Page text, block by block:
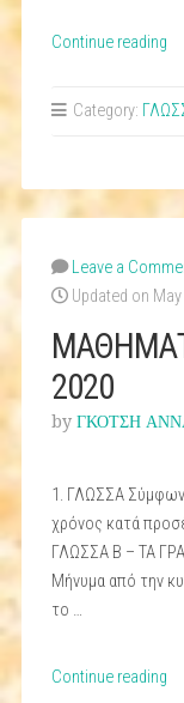
Continue reading
20
Category:
Leave a
Updated on May
2020
by ΓΚΟΤΣΗ
1. ΓΛΩΣΣΑ
χρόνος κατά
ΓΛΩΣΣΑ Β – ΤΑ
Μήνυμα από την
το …
Continue reading